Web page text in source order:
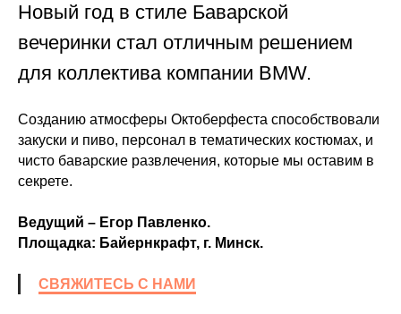
Новый год в стиле Баварской
вечеринки стал отличным решением
для коллектива компании BMW.
Созданию атмосферы Октоберфеста способствовали
закуски и пиво, персонал в тематических костюмах, и
чисто баварские развлечения, которые мы оставим в
секрете.
Ведущий – Егор Павленко.
Площадка: Байернкрафт, г. Минск.
СВЯЖИТЕСЬ С НАМИ